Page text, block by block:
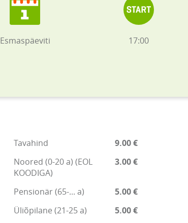
Esmaspäeviti 17:00
Tavahind
9.00 €
Noored (0-20 a) (EOL
KOODIGA)
3.00 €
Pensionär (65-... a)
5.00 €
Üliõpilane (21-25 a)
5.00 €